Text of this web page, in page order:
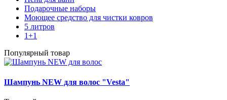
Подарочные наборы
Моющее средство для чистки ковров
5 литров
1+1
Популярный товар
Шампунь NEW для волос "Vesta"